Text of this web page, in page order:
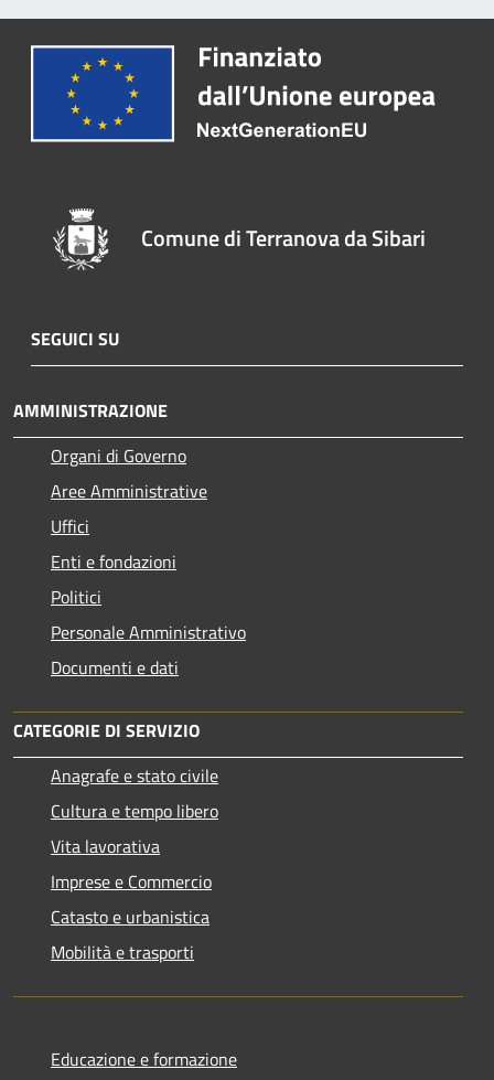
Comune di Terranova da Sibari
SEGUICI SU
AMMINISTRAZIONE
Organi di Governo
Aree Amministrative
Uffici
Enti e fondazioni
Politici
Personale Amministrativo
Documenti e dati
CATEGORIE DI SERVIZIO
Anagrafe e stato civile
Cultura e tempo libero
Vita lavorativa
Imprese e Commercio
Catasto e urbanistica
Mobilità e trasporti
Educazione e formazione